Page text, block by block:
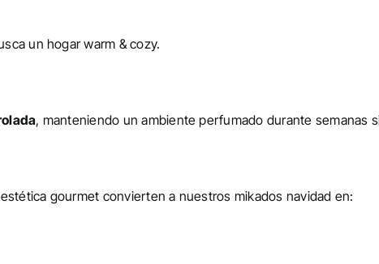
un hogar warm & cozy.
, manteniendo un ambiente perfumado durante semanas
gourmet convierten a nuestros mikados navidad en: